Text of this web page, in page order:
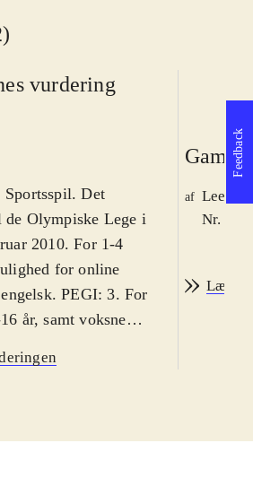
vurdering
Det
Olympiske Lege i
2010. For 1-4
for online
PEGI: 3. For
år, samt voksne
med Vancouver
Der er
Game
af Lee
Nr.
Læs
Feedback